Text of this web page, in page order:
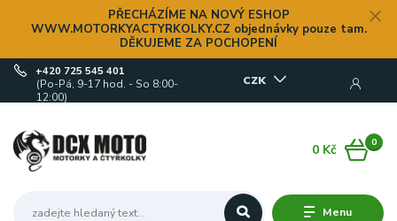
PŘECHÁZÍME NA NOVÝ ESHOP
WWW.MOTORKYACTYRKOLKY.CZ objednávky pouze tam.
DĚKUJEME ZA POCHOPENÍ
Menu
CZK
+420 725 545 401
(Po-Pá, 9-17 hod. - So 8:00-
12:00)
0
0 Kč